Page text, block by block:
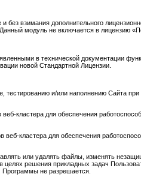
взимания дополнительного
модуль не включается в лицензию
в технической документации
новой Стандартной Лицензии.
и/или наполнению Сайта при
кластера для обеспечения
кластера для обеспечения
или удалять файлы, изменять
решения прикладных задач
Программы не разрешается.